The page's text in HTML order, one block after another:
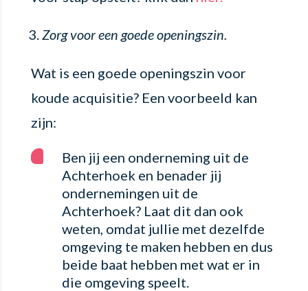
Zorg voor een goede openingszin.
Wat is een goede openingszin voor
koude acquisitie? Een voorbeeld kan
zijn:
Ben jij een onderneming uit de
Achterhoek en benader jij
ondernemingen uit de
Achterhoek? Laat dit dan ook
weten, omdat jullie met dezelfde
omgeving te maken hebben en dus
beide baat hebben met wat er in
die omgeving speelt.